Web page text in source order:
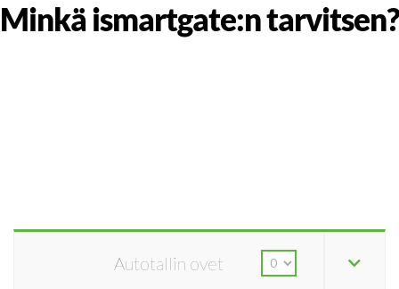
Minkä ismartgate:n tarvitsen?
Autotallin ovet